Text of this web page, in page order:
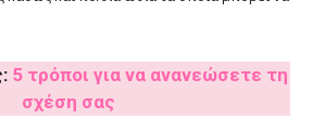
5 τρόποι για να ανανεώσετε τη
σχέση σας